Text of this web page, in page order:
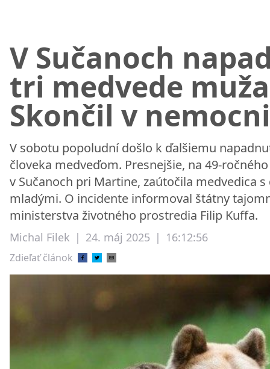
V Sučanoch
tri medvede
Skončil v
V sobotu popoludní došlo k ďalšiemu
človeka medveďom. Presnejšie, na 49-
v Sučanoch pri Martine, zaútočila medvedica
mladými. O incidente informoval štátny
ministerstva životného prostredia Filip Kuffa.
Michal Filek | 24. máj 2025 | 16:12:56
Zdieľať článok